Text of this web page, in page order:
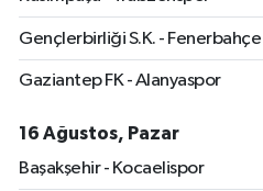
Gençlerbirliği S.K. - Fenerbahçe
Gaziantep FK - Alanyaspor
16 Ağustos, Pazar
Başakşehir - Kocaelispor